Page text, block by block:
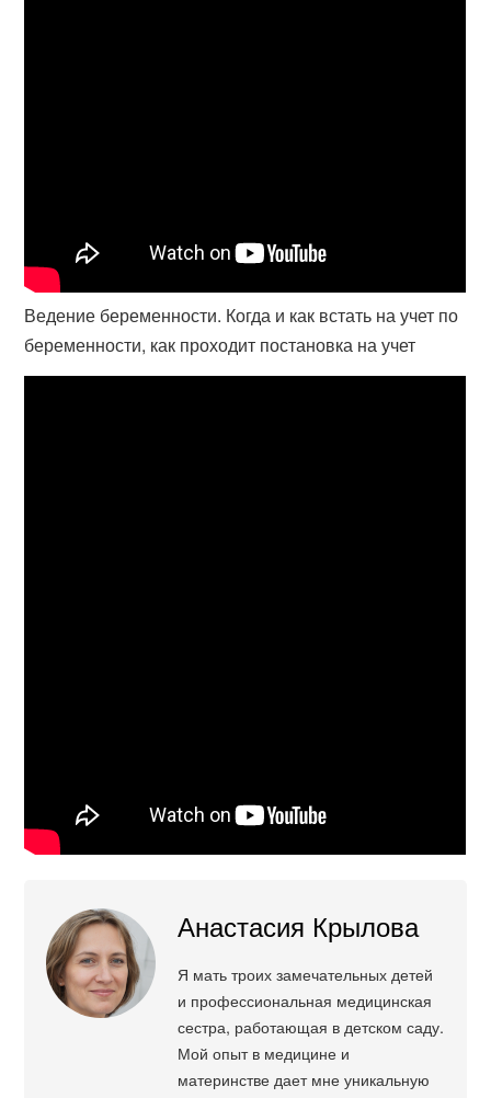
Ведение беременности. Когда и как встать на учет по
беременности, как проходит постановка на учет
Анастасия Крылова
Я мать троих замечательных детей
и профессиональная медицинская
сестра, работающая в детском саду.
Мой опыт в медицине и
материнстве дает мне уникальную